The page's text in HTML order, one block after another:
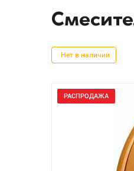
Нет в наличии
РАСПРОДАЖА